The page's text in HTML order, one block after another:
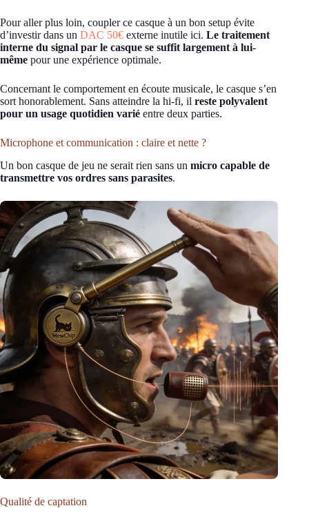
Pour aller plus loin, coupler ce casque à un bon setup évite
d’investir dans un DAC 50€ externe inutile ici. Le traitement
interne du signal par le casque se suffit largement à lui-
même pour une expérience optimale.
Concernant le comportement en écoute musicale, le casque s’en
sort honorablement. Sans atteindre la hi-fi, il reste polyvalent
pour un usage quotidien varié entre deux parties.
Microphone et communication : claire et nette ?
Un bon casque de jeu ne serait rien sans un micro capable de
transmettre vos ordres sans parasites.
Qualité de captation